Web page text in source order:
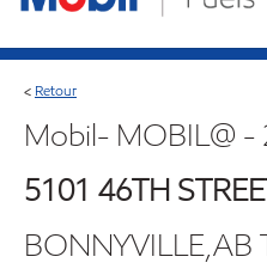
< Retour
Mobil- MOBIL@ -
5101 46TH
BONNYVILLE,AB